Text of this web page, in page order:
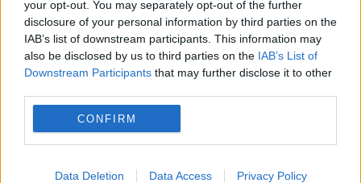
your opt-out. You may separately opt-out of the further
disclosure of your personal information by third parties on the
IAB’s list of downstream participants. This information may
also be disclosed by us to third parties on the IAB’s List of
Downstream Participants that may further disclose it to other
CONFIRM
Data Deletion Data Access Privacy Policy
SOCIAL
Câți candidați s-au înscris la sesiunea de
toamnă a examenului de Bacalaureat. Probele